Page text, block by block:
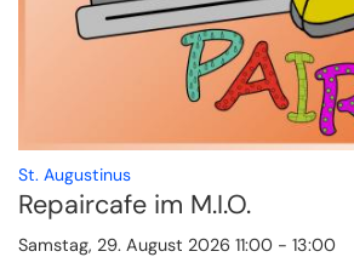
St. Augustinus:
Repaircafe im M.I.O.
Samstag, 29. August 2026 11:00 - 13:00